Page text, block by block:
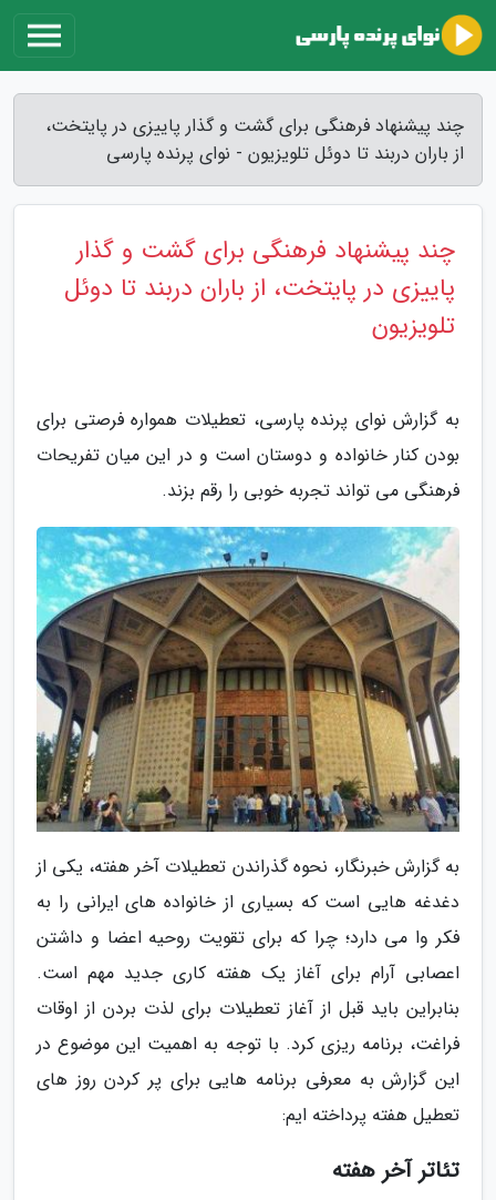
چند پیشنهاد فرهنگی برای گشت و گذار پاییزی در پایتخت،
از باران دربند تا دوئل تلویزیون - نوای پرنده پارسی
چند پیشنهاد فرهنگی برای گشت و گذار
پاییزی در پایتخت، از باران دربند تا دوئل
تلویزیون
به گزارش نوای پرنده پارسی، تعطیلات همواره فرصتی برای
بودن کنار خانواده و دوستان است و در این میان تفریحات
فرهنگی می تواند تجربه خوبی را رقم بزند.
به گزارش خبرنگار، نحوه گذراندن تعطیلات آخر هفته، یکی از
دغدغه هایی است که بسیاری از خانواده های ایرانی را به
فکر وا می دارد؛ چرا که برای تقویت روحیه اعضا و داشتن
اعصابی آرام برای آغاز یک هفته کاری جدید مهم است.
بنابراین باید قبل از آغاز تعطیلات برای لذت بردن از اوقات
فراغت، برنامه ریزی کرد. با توجه به اهمیت این موضوع در
این گزارش به معرفی برنامه هایی برای پر کردن روز های
تعطیل هفته پرداخته ایم:
تئاتر آخر هفته